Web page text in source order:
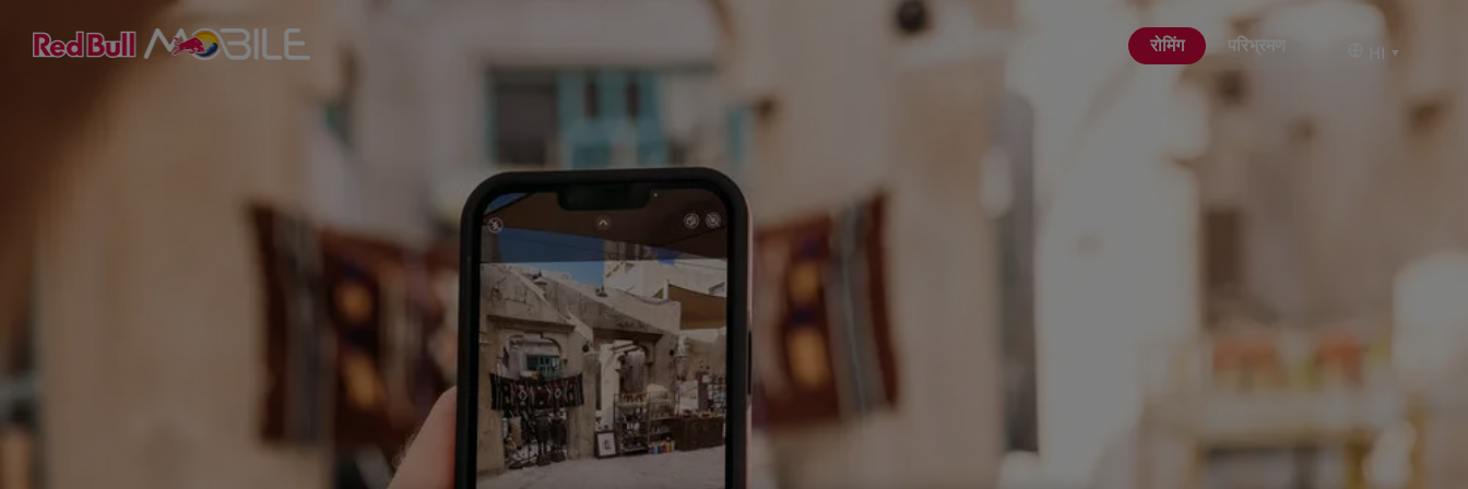
रोमिंग परिभ्रमण ▾